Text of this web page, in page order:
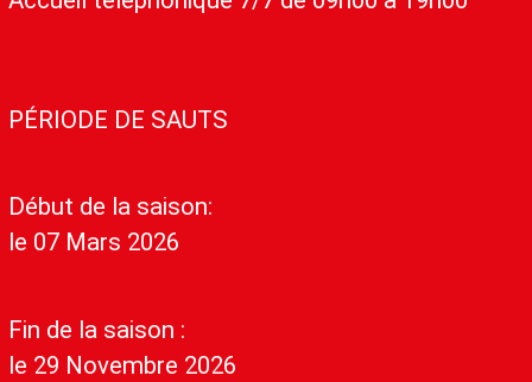
PÉRIODE DE SAUTS
Début de la saison:
le 07 Mars 2026
Fin de la saison :
le 29 Novembre 2026